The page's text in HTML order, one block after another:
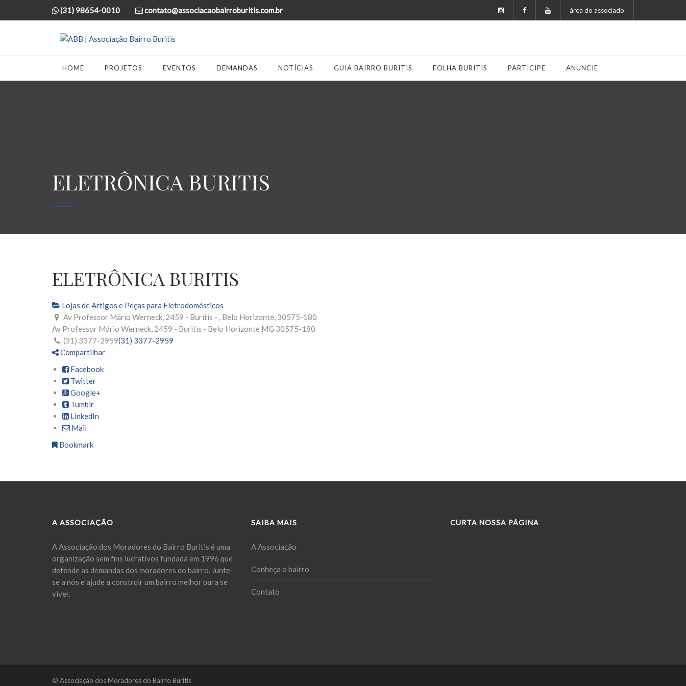
área do associado
(31) 98654-0010 contato@associacaobairroburitis.com.br
HOME PROJETOS EVENTOS DEMANDAS NOTÍCIAS GUIA BAIRRO BURITIS FOLHA BURITIS PARTICIPE ANUNCIE
ELETRÔNICA BURITIS
ELETRÔNICA BURITIS
Lojas de Artigos e Peças para Eletrodomésticos
Av Professor Mário Werneck, 2459 - Buritis - , Belo Horizonte, 30575-180
Av Professor Mário Werneck, 2459 - Buritis - Belo Horizonte MG 30575-180
(31) 3377-2959(31) 3377-2959
Compartilhar
Facebook
Twitter
Google+
Tumblr
LinkedIn
Mail
Bookmark
A ASSOCIAÇÃO
A Associação dos Moradores do Bairro Buritis é uma
organização sem fins lucrativos fundada em 1996 que
defende as demandas dos moradores do bairro. Junte-
se a nós e ajude a construir um bairro melhor para se
viver.
SAIBA MAIS
A Associação
Conheça o bairro
Contato
CURTA NOSSA PÁGINA
© Associação dos Moradores do Bairro Buritis